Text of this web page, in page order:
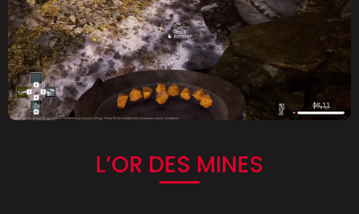
L’OR DES MINES